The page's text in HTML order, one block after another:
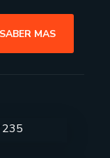
SABER MAS
235